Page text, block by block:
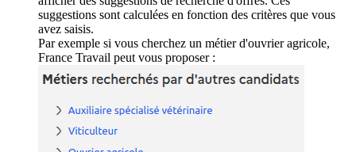
suggestions sont calculées en fonction des critères que vous
avez saisis.
Par exemple si vous cherchez un métier d'ouvrier agricole,
France Travail peut vous proposer :